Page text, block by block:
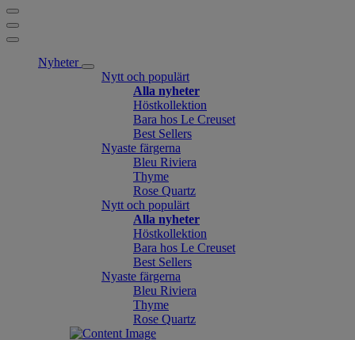
Nyheter
Nytt och populärt
Alla nyheter
Höstkollektion
Bara hos Le Creuset
Best Sellers
Nyaste färgerna
Bleu Riviera
Thyme
Rose Quartz
Nytt och populärt
Alla nyheter
Höstkollektion
Bara hos Le Creuset
Best Sellers
Nyaste färgerna
Bleu Riviera
Thyme
Rose Quartz